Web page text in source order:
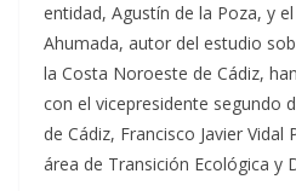
entidad, Agustín de la Poza, y
Ahumada, autor del estudio
la Costa Noroeste de Cádiz,
con el vicepresidente segundo
de Cádiz, Francisco Javier Vidal
área de Transición Ecológica y